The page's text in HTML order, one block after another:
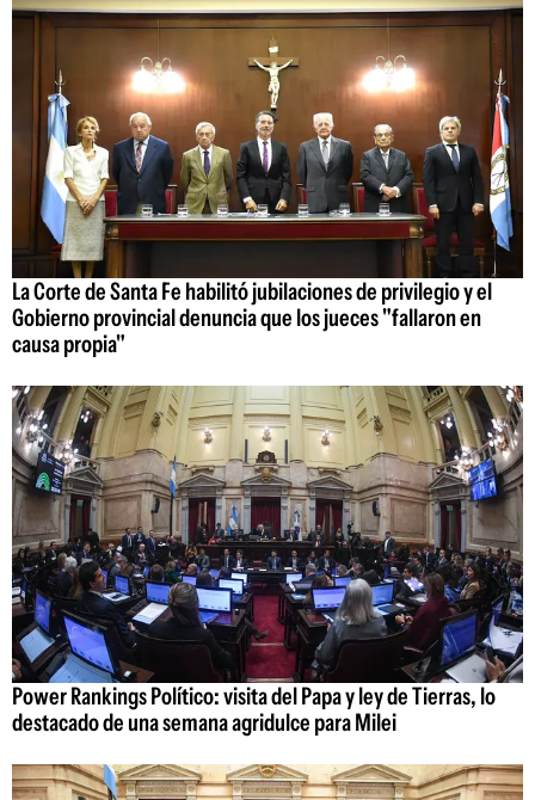
La Corte de Santa Fe habilitó jubilaciones de privilegio y el
Gobierno provincial denuncia que los jueces "fallaron en
causa propia"
Power Rankings Político: visita del Papa y ley de Tierras, lo
destacado de una semana agridulce para Milei